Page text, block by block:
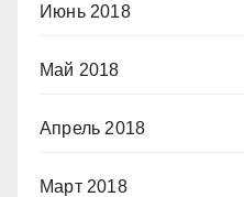
Июнь 2018
Май 2018
Апрель 2018
Март 2018